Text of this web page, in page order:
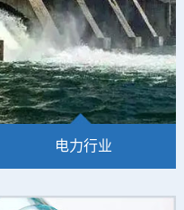
油系统解决方案
压缩空气的品质是非常重要
电力行业